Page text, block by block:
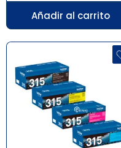
Añadir al carrito